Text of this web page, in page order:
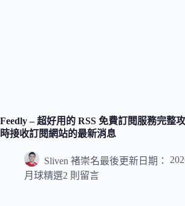
Feedly – 超好用的 RSS 免費訂閱服務完整
時接收訂閱網站的最新消息
Sliven 褚崇名最後更新日期：
月球精選2 則留言